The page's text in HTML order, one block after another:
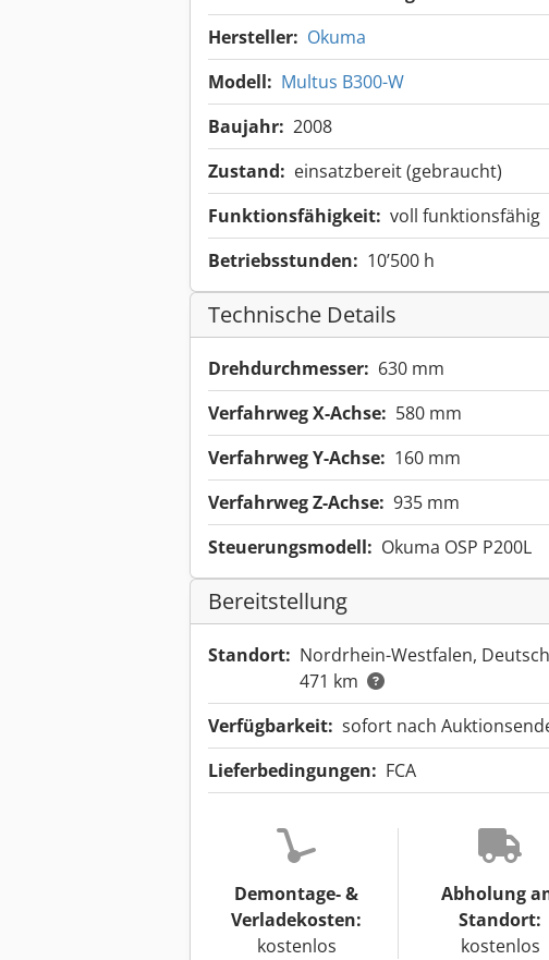
Hersteller: Okuma
Modell: Multus B300-W
Baujahr: 2008
Zustand: einsatzbereit (gebraucht)
Funktionsfähigkeit: voll funktionsfähig
Betriebsstunden: 10’500 h
Technische Details
Drehdurchmesser: 630 mm
Verfahrweg X-Achse: 580 mm
Verfahrweg Y-Achse: 160 mm
Verfahrweg Z-Achse: 935 mm
Steuerungsmodell: Okuma OSP P200L
Bereitstellung
Standort: Nordrhein-Westfalen,
471 km
Verfügbarkeit: sofort nach
Lieferbedingungen: FCA
Demontage- &
Verladekosten:
kostenlos
Abholung
Standort:
kostenlos